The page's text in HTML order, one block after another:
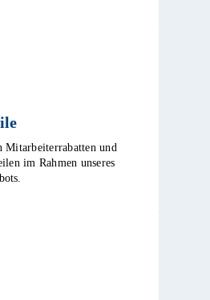
und
im Rahmen unseres